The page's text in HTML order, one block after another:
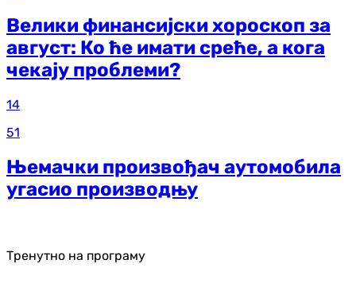
Велики финансијски хороскоп за
август: Ко ће имати среће, а кога
чекају проблеми?
14
51
Њемачки произвођач аутомобила
угасио производњу
Тренутно на програму